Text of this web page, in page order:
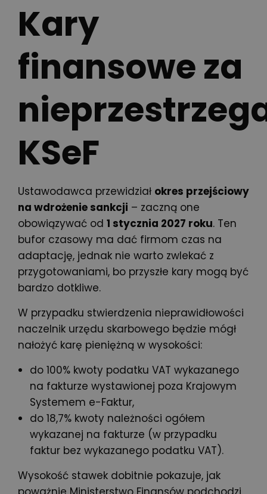
Kary
finansowe za
KSeF
Ustawodawca przewidział okres przejściowy
na wdrożenie sankcji – zaczną one
obowiązywać od 1 stycznia 2027 roku. Ten
bufor czasowy ma dać firmom czas na
adaptację, jednak nie warto zwlekać z
przygotowaniami, bo przyszłe kary mogą być
bardzo dotkliwe.
W przypadku stwierdzenia nieprawidłowości
naczelnik urzędu skarbowego będzie mógł
nałożyć karę pieniężną w wysokości:
do 100% kwoty podatku VAT wykazanego
na fakturze wystawionej poza Krajowym
Systemem e-Faktur,
do 18,7% kwoty należności ogółem
wykazanej na fakturze (w przypadku
faktur bez wykazanego podatku VAT).
Wysokość stawek dobitnie pokazuje, jak